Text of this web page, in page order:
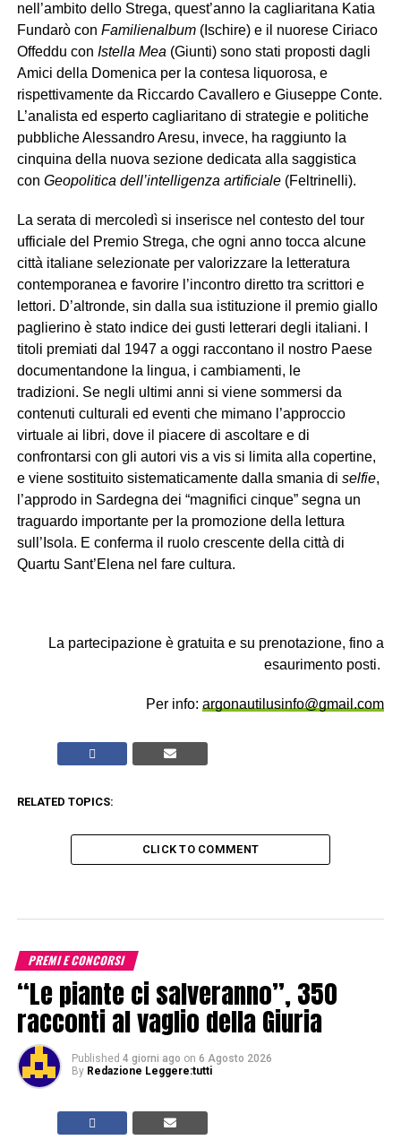
nell’ambito dello Strega, quest’anno la cagliaritana Katia
Fundarò con Familienalbum(Ischire) e il nuorese Ciriaco
Offeddu con Istella Mea (Giunti) sono stati proposti dagli
Amici della Domenica per la contesa liquorosa, e
rispettivamente da Riccardo Cavallero e Giuseppe Conte.
L’analista ed esperto cagliaritano di strategie e politiche
pubbliche Alessandro Aresu, invece, ha raggiunto la
cinquina della nuova sezione dedicata alla saggistica
con Geopolitica dell’intelligenza artificiale(Feltrinelli).
La serata di mercoledì si inserisce nel contesto del tour
ufficiale del Premio Strega, che ogni anno tocca alcune
città italiane selezionate per valorizzare la letteratura
contemporanea e favorire l’incontro diretto tra scrittori e
lettori. D’altronde, sin dalla sua istituzione il premio giallo
paglierino è stato indice dei gusti letterari degli italiani. I
titoli premiati dal 1947 a oggi raccontano il nostro Paese
documentandone la lingua, i cambiamenti, le
tradizioni. Se negli ultimi anni si viene sommersi da
contenuti culturali ed eventi che mimano l’approccio
virtuale ai libri, dove il piacere di ascoltare e di
confrontarsi con gli autori vis a vis si limita alla copertine,
e viene sostituito sistematicamente dalla smania di selfie,
l’approdo in Sardegna dei “magnifici cinque” segna un
traguardo importante per la promozione della lettura
sull’Isola. E conferma il ruolo crescente della città di
Quartu Sant’Elena nel fare cultura.
La partecipazione è gratuita e su prenotazione, fino a
esaurimento posti.
Per info:argonautilusinfo@gmail.com
RELATED TOPICS:
CLICK TO COMMENT
PREMI E CONCORSI
“Le piante ci salveranno”, 350
racconti al vaglio della Giuria
Published 4 giorni ago on 6 Agosto 2026
By Redazione Leggere:tutti